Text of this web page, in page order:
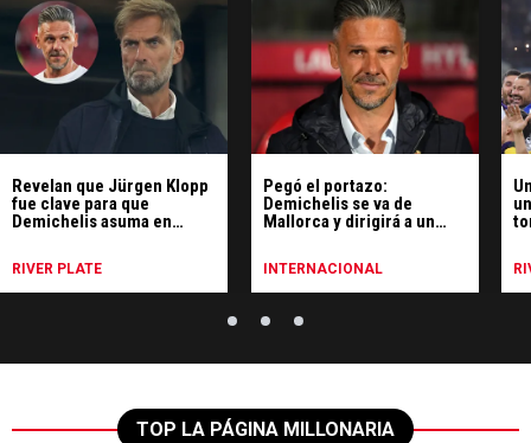
Revelan que Jürgen Klopp
fue clave para que
Demichelis asuma en
RIVER PLATE
Pegó el portazo:
Demichelis se va de
Mallorca y dirigirá a un
INTERNACIONAL
TOP LA PÁGINA MILLONARIA